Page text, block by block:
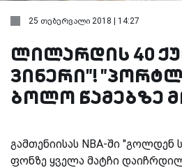
25 თებერვალი 2018 | 14:27
ლილარდის 40
ვინერი"!
ბოლო წამებზე
გამთენიისას NBA-ში "გოლდენ
ფონზე ყველა მატჩი